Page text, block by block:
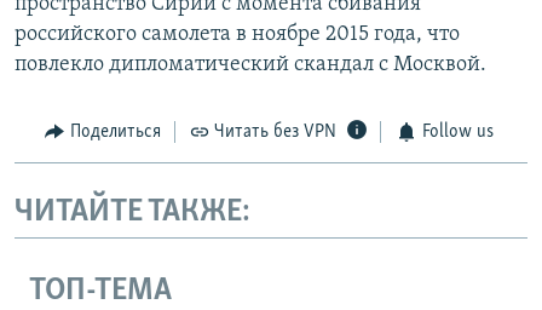
пространство Сирии с момента сбивания
российского самолета в ноябре 2015 года, что
повлекло дипломатический скандал с Москвой.
Поделиться Читать без VPN Follow us
ЧИТАЙТЕ ТАКЖЕ:
ТОП-ТЕМА